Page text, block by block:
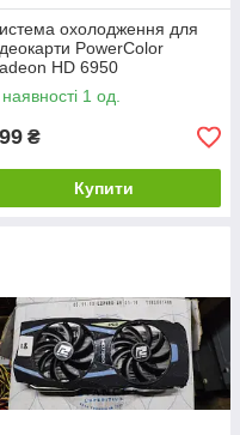
охолодження для
PowerColor
HD 6950
22*11 см No
1 од.
₴
Купити